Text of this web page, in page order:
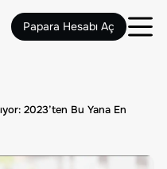
Papara Hesabı Aç
2023’ten Bu Yana En